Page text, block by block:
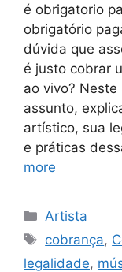
é obrigatorio
obrigatório
dúvida que
é justo cobrar
ao vivo?
assunto,
artístico, sua
e práticas
more
Categories
Artista
Tags
cobrança,
legalidade,